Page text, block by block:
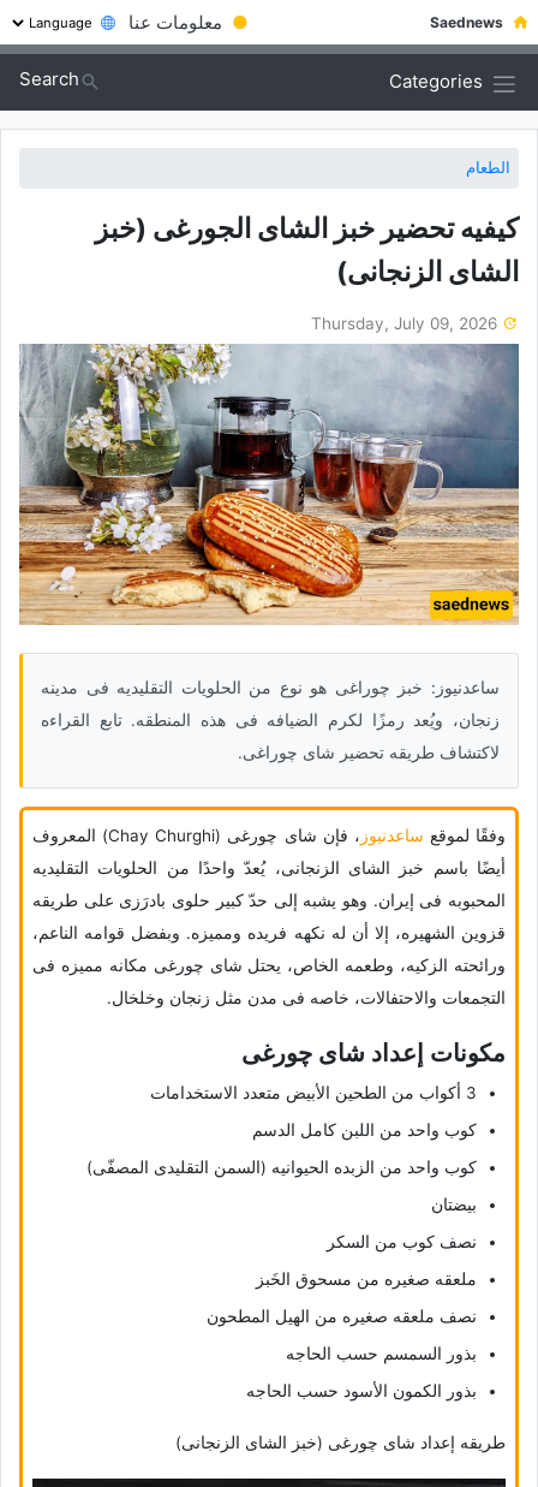
Saednews
● معلومات عنا
Categories
Search
الطعام
کیفیه تحضیر خبز الشای الجورغی (خبز
الشای الزنجانی)
ساعدنیوز: خبز چوراغی هو نوع من الحلویات التقلیدیه فی مدینه
زنجان، ویُعد رمزًا لکرم الضیافه فی هذه المنطقه. تابع القراءه
لاکتشاف طریقه تحضیر شای چوراغی.
وفقًا لموقع ساعدنیوز
، فإن شای چورغی (Chay Churghi) المعروف
أیضًا باسم خبز الشای الزنجانی، یُعدّ واحدًا من الحلویات التقلیدیه
المحبوبه فی إیران. وهو یشبه إلى حدّ کبیر حلوى بادرَزی على طریقه
قزوین الشهیره، إلا أن له نکهه فریده وممیزه. وبفضل قوامه الناعم،
ورائحته الزکیه، وطعمه الخاص، یحتل شای چورغی مکانه ممیزه فی
التجمعات والاحتفالات، خاصه فی مدن مثل زنجان وخلخال.
مکونات إعداد شای چورغی
3 أکواب من الطحین الأبیض متعدد الاستخدامات
کوب واحد من اللبن کامل الدسم
کوب واحد من الزبده الحیوانیه (السمن التقلیدی المصفّى)
بیضتان
نصف کوب من السکر
ملعقه صغیره من مسحوق الخَبز
نصف ملعقه صغیره من الهیل المطحون
بذور السمسم حسب الحاجه
بذور الکمون الأسود حسب الحاجه
طریقه إعداد شای چورغی (خبز الشای الزنجانی)